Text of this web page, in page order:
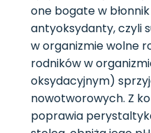
one bogate w
antyoksydanty, czyli
w organizmie wolne
rodników w
oksydacyjnym)
nowotworowych. Z
poprawia